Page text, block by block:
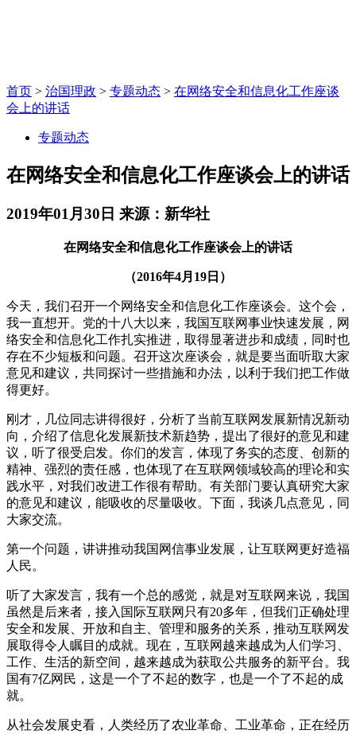
首页 > 治国理政 > 专题动态 > 在网络安全和信息化工作座谈
会上的讲话
专题动态
在网络安全和信息化工作座谈会上的讲话
2019年01月30日 来源：新华社
在网络安全和信息化工作座谈会上的讲话
（2016年4月19日）
今天，我们召开一个网络安全和信息化工作座谈会。这个会，
我一直想开。党的十八大以来，我国互联网事业快速发展，网
络安全和信息化工作扎实推进，取得显著进步和成绩，同时也
存在不少短板和问题。召开这次座谈会，就是要当面听取大家
意见和建议，共同探讨一些措施和办法，以利于我们把工作做
得更好。
刚才，几位同志讲得很好，分析了当前互联网发展新情况新动
向，介绍了信息化发展新技术新趋势，提出了很好的意见和建
议，听了很受启发。你们的发言，体现了务实的态度、创新的
精神、强烈的责任感，也体现了在互联网领域较高的理论和实
践水平，对我们改进工作很有帮助。有关部门要认真研究大家
的意见和建议，能吸收的尽量吸收。下面，我谈几点意见，同
大家交流。
第一个问题，讲讲推动我国网信事业发展，让互联网更好造福
人民。
听了大家发言，我有一个总的感觉，就是对互联网来说，我国
虽然是后来者，接入国际互联网只有20多年，但我们正确处理
安全和发展、开放和自主、管理和服务的关系，推动互联网发
展取得令人瞩目的成就。现在，互联网越来越成为人们学习、
工作、生活的新空间，越来越成为获取公共服务的新平台。我
国有7亿网民，这是一个了不起的数字，也是一个了不起的成
就。
从社会发展史看，人类经历了农业革命、工业革命，正在经历